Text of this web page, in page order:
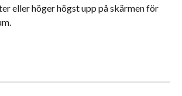
eller höger högst upp på skärmen för